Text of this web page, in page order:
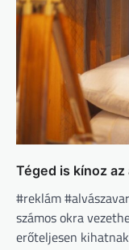
Téged is kínoz az
#reklám
számos okra
erőteljesen